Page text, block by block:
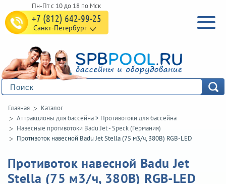
+7 (812) 642-99-25
Санкт-Петербург
Главная
Каталог
Аттракционы для бассейна> Противотоки для бассейна
Навесные противотоки Badu Jet - Speck (Германия)
Противоток навесной Badu Jet Stella (75 м3/ч, 380В) RGB-LED
Противоток навесной Badu Jet
Stella (75 м3/ч, 380В) RGB-LED